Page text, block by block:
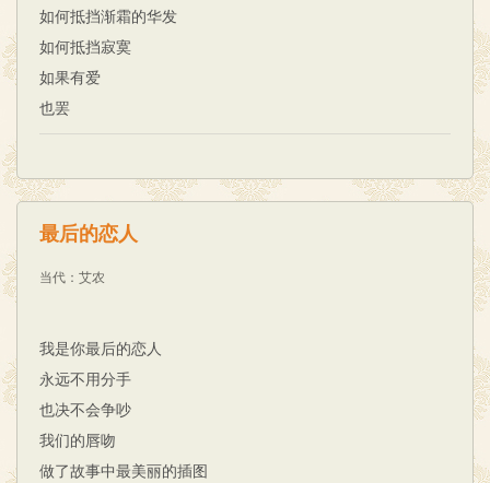
如何抵挡渐霜的华发
如何抵挡寂寞
如果有爱
也罢
最后的恋人
当代 ： 艾农
我是你最后的恋人
永远不用分手
也决不会争吵
我们的唇吻
做了故事中最美丽的插图